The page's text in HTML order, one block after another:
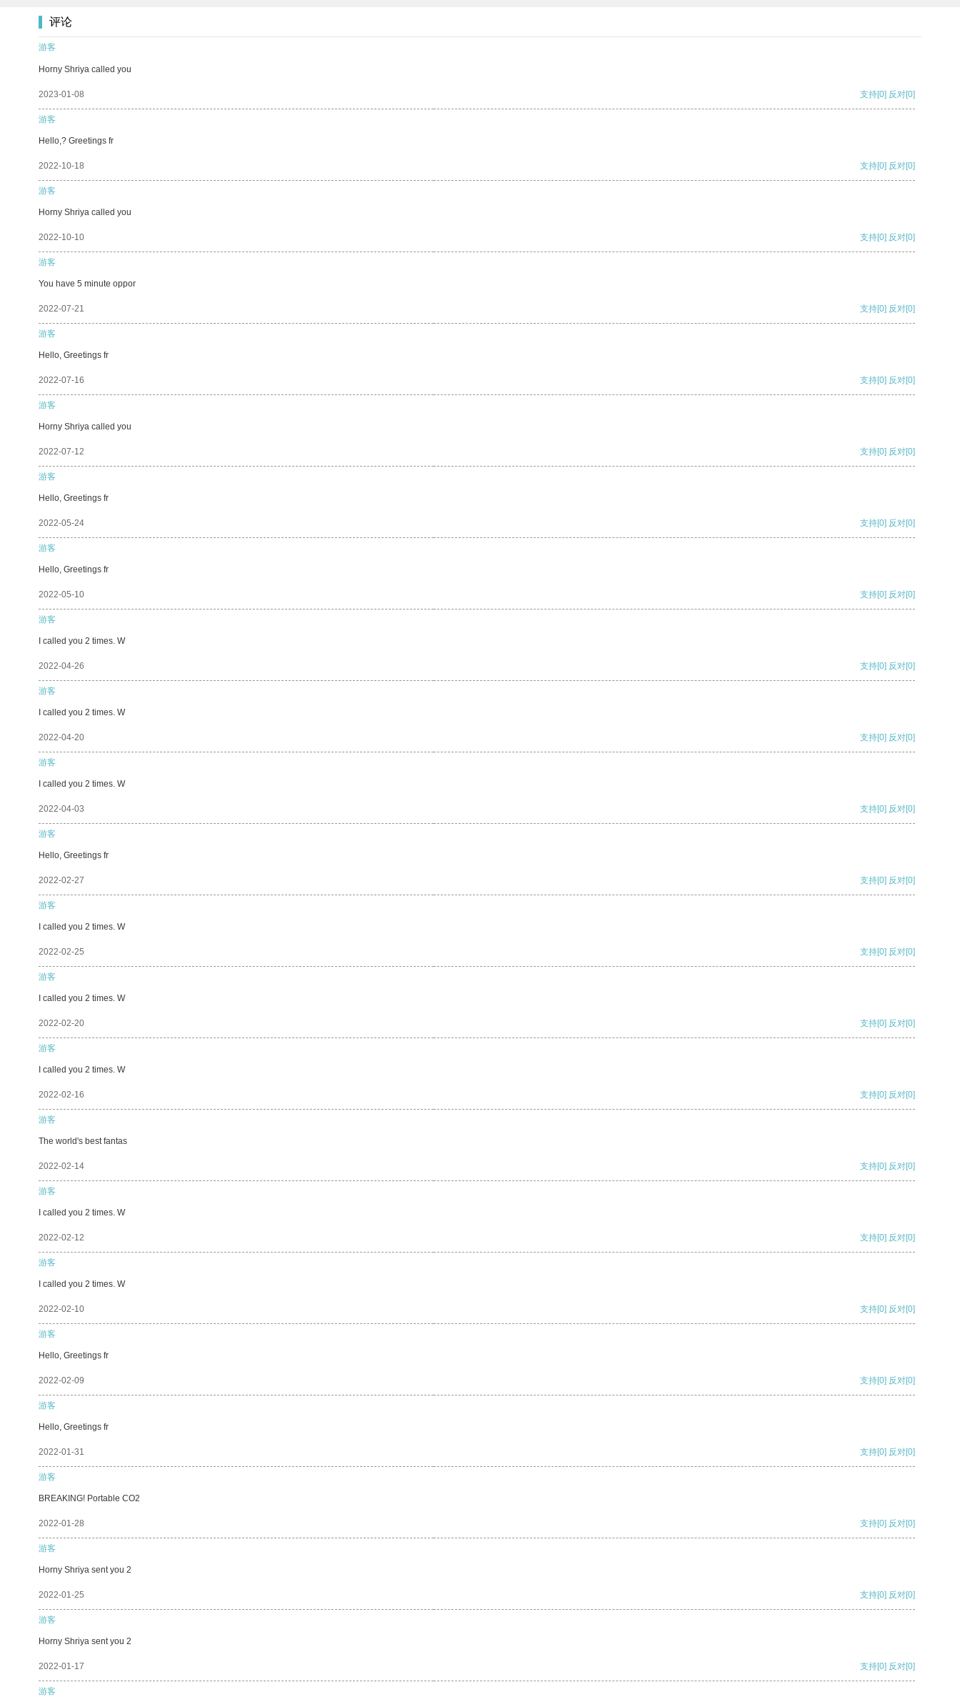
评论
游客
Horny Shriya called you
2023-01-08 支持[0] 反对[0]
游客
Hello,? Greetings fr
2022-10-18 支持[0] 反对[0]
游客
Horny Shriya called you
2022-10-10 支持[0] 反对[0]
游客
You have 5 minute oppor
2022-07-21 支持[0] 反对[0]
游客
Hello, Greetings fr
2022-07-16 支持[0] 反对[0]
游客
Horny Shriya called you
2022-07-12 支持[0] 反对[0]
游客
Hello, Greetings fr
2022-05-24 支持[0] 反对[0]
游客
Hello, Greetings fr
2022-05-10 支持[0] 反对[0]
游客
I called you 2 times. W
2022-04-26 支持[0] 反对[0]
游客
I called you 2 times. W
2022-04-20 支持[0] 反对[0]
游客
I called you 2 times. W
2022-04-03 支持[0] 反对[0]
游客
Hello, Greetings fr
2022-02-27 支持[0] 反对[0]
游客
I called you 2 times. W
2022-02-25 支持[0] 反对[0]
游客
I called you 2 times. W
2022-02-20 支持[0] 反对[0]
游客
I called you 2 times. W
2022-02-16 支持[0] 反对[0]
游客
The world's best fantas
2022-02-14 支持[0] 反对[0]
游客
I called you 2 times. W
2022-02-12 支持[0] 反对[0]
游客
I called you 2 times. W
2022-02-10 支持[0] 反对[0]
游客
Hello, Greetings fr
2022-02-09 支持[0] 反对[0]
游客
Hello, Greetings fr
2022-01-31 支持[0] 反对[0]
游客
BREAKING! Portable CO2
2022-01-28 支持[0] 反对[0]
游客
Horny Shriya sent you 2
2022-01-25 支持[0] 反对[0]
游客
Horny Shriya sent you 2
2022-01-17 支持[0] 反对[0]
游客